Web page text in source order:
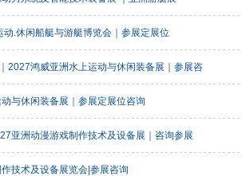
.休闲船艇与游艇博览会｜参展定展位
2027鸿威亚洲水上运动与休闲装备展｜参展咨
与休闲装备展｜参展定展位咨询
亚洲动漫游戏制作技术及设备展｜咨询参展
技术及设备展览会|参展咨询